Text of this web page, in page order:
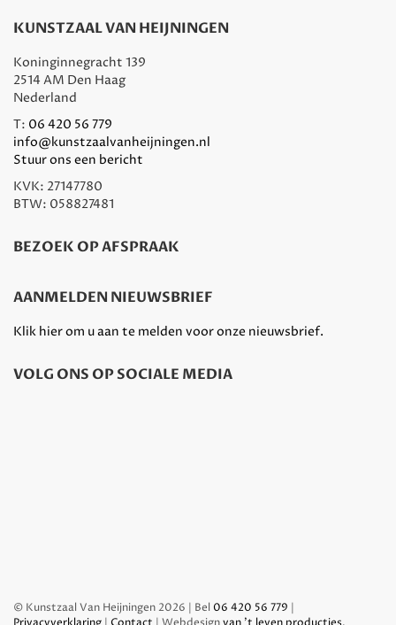
KUNSTZAAL VAN HEIJNINGEN
Koninginnegracht 139
2514 AM Den Haag
Nederland
T: 06 420 56 779
info@kunstzaalvanheijningen.nl
Stuur ons een bericht
KVK: 27147780
BTW: 058827481
BEZOEK OP AFSPRAAK
AANMELDEN NIEUWSBRIEF
Klik hier om u aan te melden voor onze nieuwsbrief.
VOLG ONS OP SOCIALE MEDIA
© Kunstzaal Van Heijningen 2026 | Bel 06 420 56 779 |